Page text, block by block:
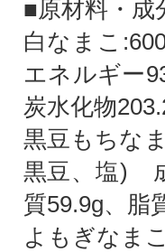
■原材料・成
白なまこ
エネルギー
炭水化物
黒豆もちな
黒豆、塩)
質59.9g、脂
よもぎなま